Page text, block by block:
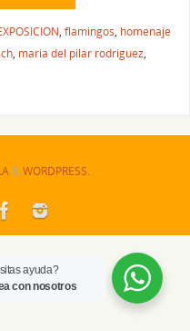
, flamingos, homenaje
, maria del pilar rodriguez,
&WORDPRESS.
ayuda?
con nosotros